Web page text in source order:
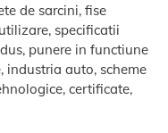
de sarcini, fise
specificatii
punere in functiune
industria auto, scheme
certificate,